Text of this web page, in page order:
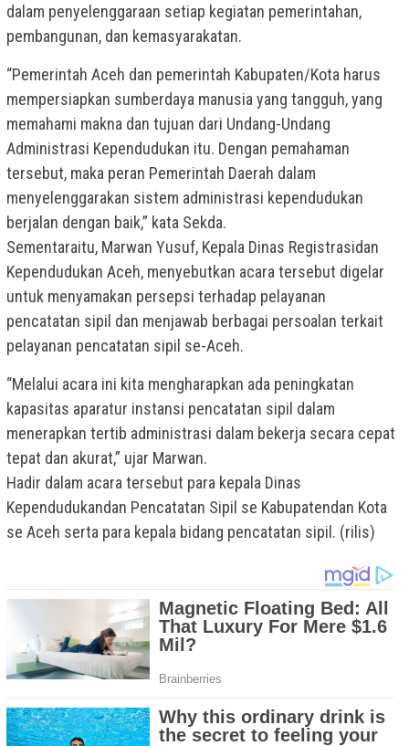
dalam penyelenggaraan setiap kegiatan pemerintahan,
pembangunan, dan kemasyarakatan.
“Pemerintah Aceh dan pemerintah Kabupaten/Kota harus
mempersiapkan sumberdaya manusia yang tangguh, yang
memahami makna dan tujuan dari Undang-Undang
Administrasi Kependudukan itu. Dengan pemahaman
tersebut, maka peran Pemerintah Daerah dalam
menyelenggarakan sistem administrasi kependudukan
berjalan dengan baik,” kata Sekda.
Sementaraitu, Marwan Yusuf, Kepala Dinas Registrasidan
Kependudukan Aceh, menyebutkan acara tersebut digelar
untuk menyamakan persepsi terhadap pelayanan
pencatatan sipil dan menjawab berbagai persoalan terkait
pelayanan pencatatan sipil se-Aceh.
“Melalui acara ini kita mengharapkan ada peningkatan
kapasitas aparatur instansi pencatatan sipil dalam
menerapkan tertib administrasi dalam bekerja secara cepat
tepat dan akurat,” ujar Marwan.
Hadir dalam acara tersebut para kepala Dinas
Kependudukandan Pencatatan Sipil se Kabupatendan Kota
se Aceh serta para kepala bidang pencatatan sipil. (rilis)